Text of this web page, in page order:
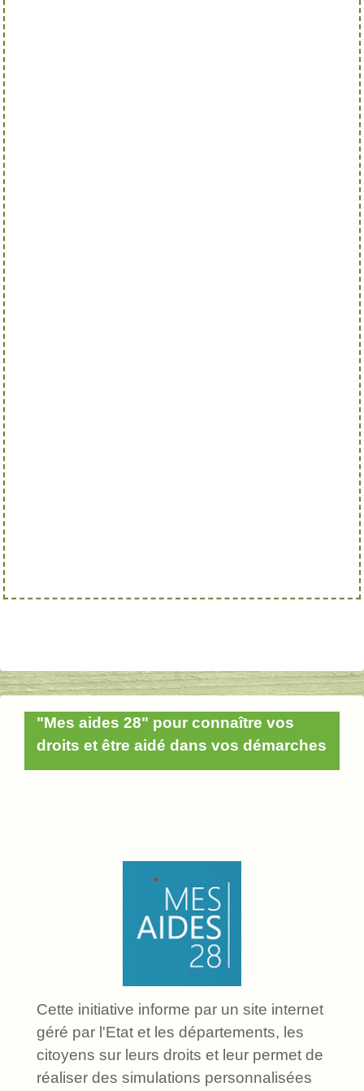
"Mes aides 28" pour connaître vos
droits et être aidé dans vos démarches
Cette initiative informe par un site internet
géré par l'Etat et les départements, les
citoyens sur leurs droits et leur permet de
réaliser des simulations personnalisées